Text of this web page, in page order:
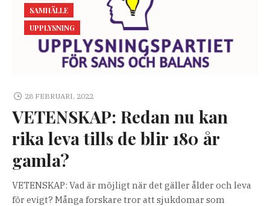
SAMHÄLLE
UPPLYSNING
28 FEBRUARI, 2022
VETENSKAP: Redan nu kan
rika leva tills de blir 180 år
gamla?
VETENSKAP: Vad är möjligt när det gäller ålder och leva
för evigt? Många forskare tror att sjukdomar som